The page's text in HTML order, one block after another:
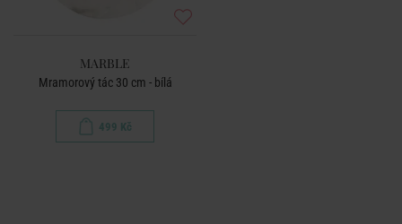
MARBLE
Mramorový tác 30 cm - bílá
499 Kč